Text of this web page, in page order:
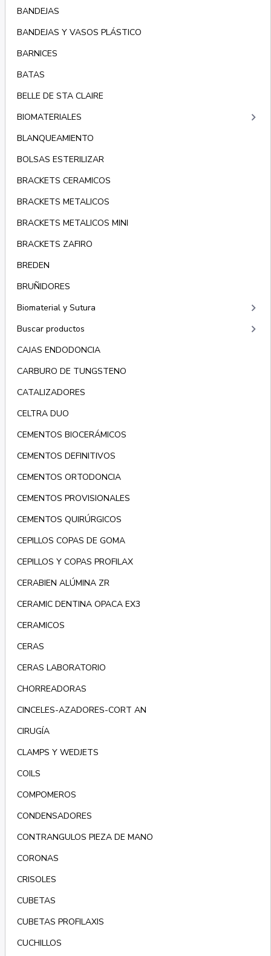
BANDEJAS
BANDEJAS Y VASOS PLÁSTICO
BARNICES
BATAS
BELLE DE STA CLAIRE
BIOMATERIALES
keyboard_arrow_right
BLANQUEAMIENTO
BOLSAS ESTERILIZAR
BRACKETS CERAMICOS
BRACKETS METALICOS
BRACKETS METALICOS MINI
BRACKETS ZAFIRO
BREDEN
BRUÑIDORES
Biomaterial y Sutura
keyboard_arrow_right
Buscar productos keyboard_arrow_right
CAJAS ENDODONCIA
CARBURO DE TUNGSTENO
CATALIZADORES
CELTRA DUO
CEMENTOS BIOCERÁMICOS
CEMENTOS DEFINITIVOS
CEMENTOS ORTODONCIA
CEMENTOS PROVISIONALES
CEMENTOS QUIRÚRGICOS
CEPILLOS COPAS DE GOMA
CEPILLOS Y COPAS PROFILAX
CERABIEN ALÚMINA ZR
CERAMIC DENTINA OPACA EX3
CERAMICOS
CERAS
CERAS LABORATORIO
CHORREADORAS
CINCELES-AZADORES-CORT AN
CIRUGÍA
CLAMPS Y WEDJETS
COILS
COMPOMEROS
CONDENSADORES
CONTRANGULOS PIEZA DE MANO
CORONAS
CRISOLES
CUBETAS
CUBETAS PROFILAXIS
CUCHILLOS